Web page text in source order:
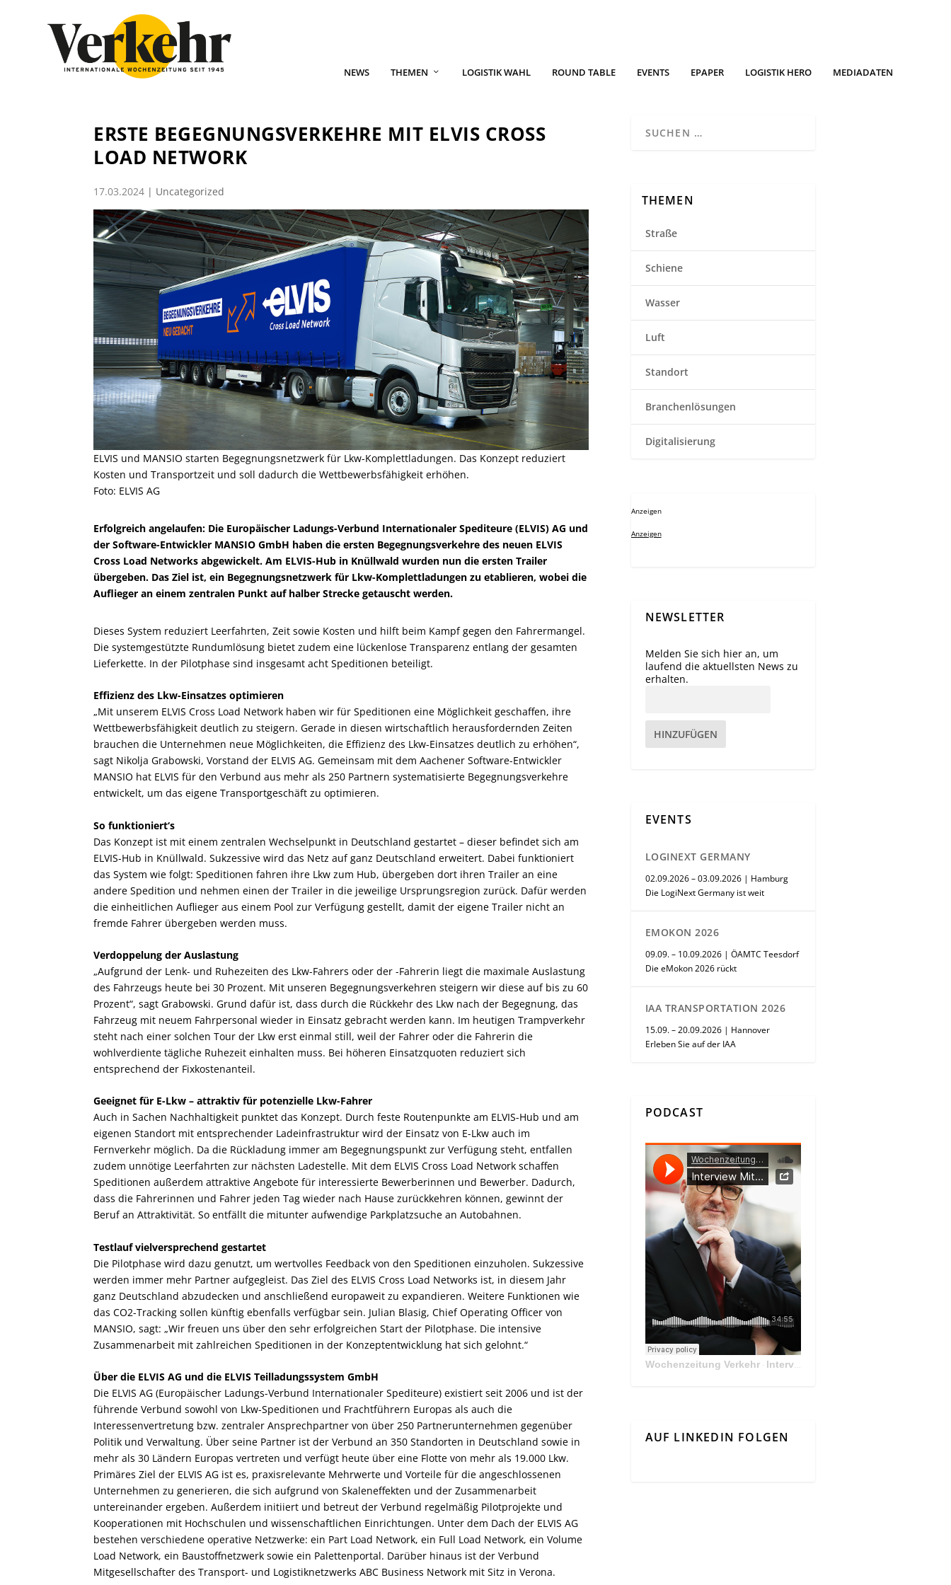
NEWS THEMEN LOGISTIK WAHL ROUND TABLE EVENTS EPAPER LOGISTIK HERO MEDIADATEN
ERSTE BEGEGNUNGSVERKEHRE MIT ELVIS CROSS
LOAD NETWORK
17.03.2024 | Uncategorized
ELVIS und MANSIO starten Begegnungsnetzwerk für Lkw-Komplettladungen. Das Konzept reduziert
Kosten und Transportzeit und soll dadurch die Wettbewerbsfähigkeit erhöhen.
Foto: ELVIS AG
Erfolgreich angelaufen: Die Europäischer Ladungs-Verbund Internationaler Spediteure (ELVIS) AG und
der Software-Entwickler MANSIO GmbH haben die ersten Begegnungsverkehre des neuen ELVIS
Cross Load Networks abgewickelt. Am ELVIS-Hub in Knüllwald wurden nun die ersten Trailer
übergeben. Das Ziel ist, ein Begegnungsnetzwerk für Lkw-Komplettladungen zu etablieren, wobei die
Auflieger an einem zentralen Punkt auf halber Strecke getauscht werden.
Dieses System reduziert Leerfahrten, Zeit sowie Kosten und hilft beim Kampf gegen den Fahrermangel.
Die systemgestützte Rundumlösung bietet zudem eine lückenlose Transparenz entlang der gesamten
Lieferkette. In der Pilotphase sind insgesamt acht Speditionen beteiligt.
Effizienz des Lkw-Einsatzes optimieren
„Mit unserem ELVIS Cross Load Network haben wir für Speditionen eine Möglichkeit geschaffen, ihre
Wettbewerbsfähigkeit deutlich zu steigern. Gerade in diesen wirtschaftlich herausfordernden Zeiten
brauchen die Unternehmen neue Möglichkeiten, die Effizienz des Lkw-Einsatzes deutlich zu erhöhen“,
sagt Nikolja Grabowski, Vorstand der ELVIS AG. Gemeinsam mit dem Aachener Software-Entwickler
MANSIO hat ELVIS für den Verbund aus mehr als 250 Partnern systematisierte Begegnungsverkehre
entwickelt, um das eigene Transportgeschäft zu optimieren.
So funktioniert‘s
Das Konzept ist mit einem zentralen Wechselpunkt in Deutschland gestartet – dieser befindet sich am
ELVIS-Hub in Knüllwald. Sukzessive wird das Netz auf ganz Deutschland erweitert. Dabei funktioniert
das System wie folgt: Speditionen fahren ihre Lkw zum Hub, übergeben dort ihren Trailer an eine
andere Spedition und nehmen einen der Trailer in die jeweilige Ursprungsregion zurück. Dafür werden
die einheitlichen Auflieger aus einem Pool zur Verfügung gestellt, damit der eigene Trailer nicht an
fremde Fahrer übergeben werden muss.
Verdoppelung der Auslastung
„Aufgrund der Lenk- und Ruhezeiten des Lkw-Fahrers oder der -Fahrerin liegt die maximale Auslastung
des Fahrzeugs heute bei 30 Prozent. Mit unseren Begegnungsverkehren steigern wir diese auf bis zu 60
Prozent“, sagt Grabowski. Grund dafür ist, dass durch die Rückkehr des Lkw nach der Begegnung, das
Fahrzeug mit neuem Fahrpersonal wieder in Einsatz gebracht werden kann. Im heutigen Trampverkehr
steht nach einer solchen Tour der Lkw erst einmal still, weil der Fahrer oder die Fahrerin die
wohlverdiente tägliche Ruhezeit einhalten muss. Bei höheren Einsatzquoten reduziert sich
entsprechend der Fixkostenanteil.
Geeignet für E-Lkw – attraktiv für potenzielle Lkw-Fahrer
Auch in Sachen Nachhaltigkeit punktet das Konzept. Durch feste Routenpunkte am ELVIS-Hub und am
eigenen Standort mit entsprechender Ladeinfrastruktur wird der Einsatz von E-Lkw auch im
Fernverkehr möglich. Da die Rückladung immer am Begegnungspunkt zur Verfügung steht, entfallen
zudem unnötige Leerfahrten zur nächsten Ladestelle. Mit dem ELVIS Cross Load Network schaffen
Speditionen außerdem attraktive Angebote für interessierte Bewerberinnen und Bewerber. Dadurch,
dass die Fahrerinnen und Fahrer jeden Tag wieder nach Hause zurückkehren können, gewinnt der
Beruf an Attraktivität. So entfällt die mitunter aufwendige Parkplatzsuche an Autobahnen.
Testlauf vielversprechend gestartet
Die Pilotphase wird dazu genutzt, um wertvolles Feedback von den Speditionen einzuholen. Sukzessive
werden immer mehr Partner aufgegleist. Das Ziel des ELVIS Cross Load Networks ist, in diesem Jahr
ganz Deutschland abzudecken und anschließend europaweit zu expandieren. Weitere Funktionen wie
das CO2-Tracking sollen künftig ebenfalls verfügbar sein. Julian Blasig, Chief Operating Officer von
MANSIO, sagt: „Wir freuen uns über den sehr erfolgreichen Start der Pilotphase. Die intensive
Zusammenarbeit mit zahlreichen Speditionen in der Konzeptentwicklung hat sich gelohnt.“
Über die ELVIS AG und die ELVIS Teilladungssystem GmbH
Die ELVIS AG (Europäischer Ladungs-Verbund Internationaler Spediteure) existiert seit 2006 und ist der
führende Verbund sowohl von Lkw-Speditionen und Frachtführern Europas als auch die
Interessenvertretung bzw. zentraler Ansprechpartner von über 250 Partnerunternehmen gegenüber
Politik und Verwaltung. Über seine Partner ist der Verbund an 350 Standorten in Deutschland sowie in
mehr als 30 Ländern Europas vertreten und verfügt heute über eine Flotte von mehr als 19.000 Lkw.
Primäres Ziel der ELVIS AG ist es, praxisrelevante Mehrwerte und Vorteile für die angeschlossenen
Unternehmen zu generieren, die sich aufgrund von Skaleneffekten und der Zusammenarbeit
untereinander ergeben. Außerdem initiiert und betreut der Verbund regelmäßig Pilotprojekte und
Kooperationen mit Hochschulen und wissenschaftlichen Einrichtungen. Unter dem Dach der ELVIS AG
bestehen verschiedene operative Netzwerke: ein Part Load Network, ein Full Load Network, ein Volume
Load Network, ein Baustoffnetzwerk sowie ein Palettenportal. Darüber hinaus ist der Verbund
Mitgesellschafter des Transport- und Logistiknetzwerks ABC Business Network mit Sitz in Verona.
THEMEN
Straße
Schiene
Wasser
Luft
Standort
Branchenlösungen
Digitalisierung
Anzeigen
Anzeigen
NEWSLETTER
Melden Sie sich hier an, um
laufend die aktuellsten News zu
erhalten.
HINZUFÜGEN
EVENTS
LOGINEXT GERMANY
02.09.2026 – 03.09.2026 | Hamburg
Die LogiNext Germany ist weit
EMOKON 2026
09.09. – 10.09.2026 | ÖAMTC Teesdorf
Die eMokon 2026 rückt
IAA TRANSPORTATION 2026
15.09. – 20.09.2026 | Hannover
Erleben Sie auf der IAA
PODCAST
Wochenzeitung Verkehr· Interview Mit Andreas Matthä, CEO der ÖBB Holding
AUF LINKEDIN FOLGEN